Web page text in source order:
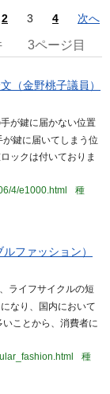
2 3 4 次へ
3ページ目
（金野桃子議員）
が鍵に届かない位置
が鍵に届いてしまう位
ックは付いておりま
4/e1000.html
種
ファッション）
ライフサイクルの短
なり、国内において
ことから、消費者に
種